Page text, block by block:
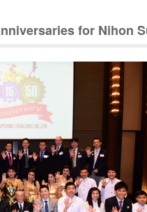
for Nihon